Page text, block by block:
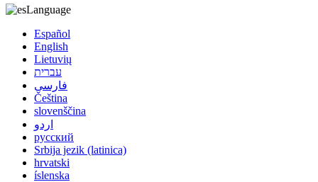
Language
Español
English
Lietuvių
עברית
فارسی
Čeština
slovenščina
اردو
русский
Srbija jezik (latinica)
hrvatski
íslenska